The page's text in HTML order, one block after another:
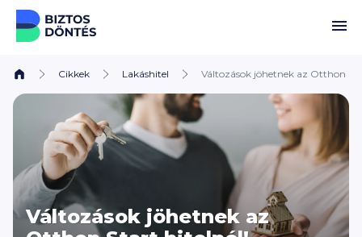
Ugrás a tartalomhoz
Cikkek Lakáshitel Változások jöhetnek az Otthon
Változások jöhetnek az